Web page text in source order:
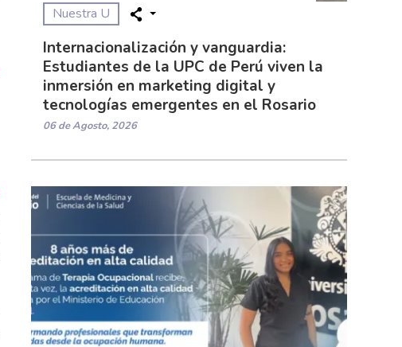
Nuestra U
Internacionalización y vanguardia:
Estudiantes de la UPC de Perú viven la
inmersión en marketing digital y
tecnologías emergentes en el Rosario
06 de Agosto, 2026